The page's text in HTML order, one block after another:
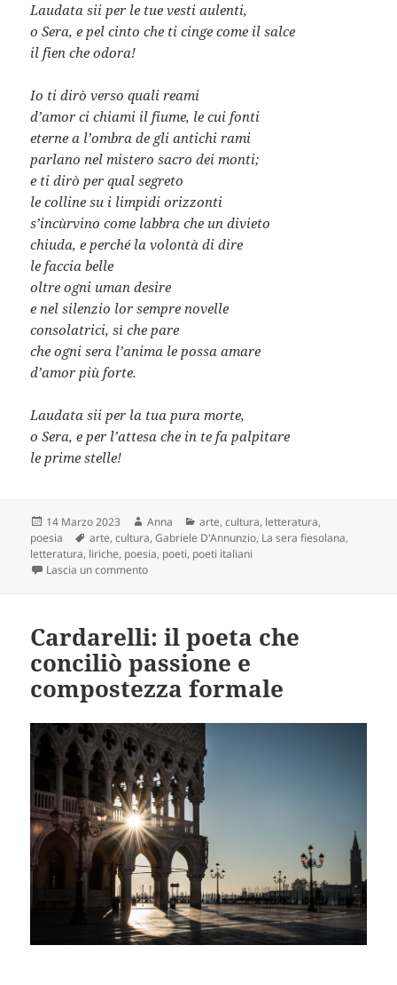
Laudata sii per le tue vesti aulenti,
o Sera, e pel cinto che ti cinge come il salce
il fien che odora!
Io ti dirò verso quali reami
d’amor ci chiami il fiume, le cui fonti
eterne a l’ombra de gli antichi rami
parlano nel mistero sacro dei monti;
e ti dirò per qual segreto
le colline su i limpidi orizzonti
s’incùrvino come labbra che un divieto
chiuda, e perché la volontà di dire
le faccia belle
oltre ogni uman desire
e nel silenzio lor sempre novelle
consolatrici, sì che pare
che ogni sera l’anima le possa amare
d’amor più forte.
Laudata sii per la tua pura morte,
o Sera, e per l’attesa che in te fa palpitare
le prime stelle!
Scritto
il
14 Marzo 2023 Autore
Anna Categorie
arte,cultura, letteratura,
poesia
Tag
arte,cultura,Gabriele D'Annunzio, La sera fiesolana,
letteratura, liriche, poesia, poeti, poeti italiani
Lascia un commentosu La sera fiesolana di D’Annunzio: perfetta
Cardarelli: il poeta che
conciliò passione e
compostezza formale